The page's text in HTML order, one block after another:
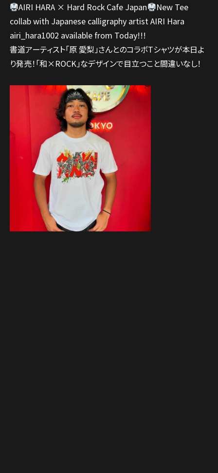
AIRI HARA × Hard Rock Cafe Japan
New Tee
collab with Japanese calligraphy artist AIRI Hara
airi_hara1002 available from Today!!!
書道アーティスト「原 愛梨」さんとのコラボTシャツが本日よ
り発売！「和×ROCK」なデザインで目立つこと間違いなし！